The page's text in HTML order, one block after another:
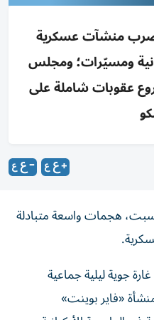
منشآت عسكرية
ومسيّرات؛ ومجلس
عقوبات شاملة على
هجمات واسعة متبادلة
جوية ليلية جماعية
«فاير بوينت»